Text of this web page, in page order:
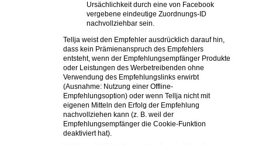
Ursächlichkeit durch eine von Facebook
vergebene eindeutige Zuordnungs-ID
nachvollziehbar sein.
Tellja weist den Empfehler ausdrücklich darauf hin,
dass kein Prämienanspruch des Empfehlers
entsteht, wenn der Empfehlungsempfänger Produkte
oder Leistungen des Werbetreibenden ohne
Verwendung des Empfehlungslinks erwirbt
(Ausnahme: Nutzung einer Offline-
Empfehlungsoption) oder wenn Tellja nicht mit
eigenen Mitteln den Erfolg der Empfehlung
nachvollziehen kann (z. B. weil der
Empfehlungsempfänger die Cookie-Funktion
deaktiviert hat).